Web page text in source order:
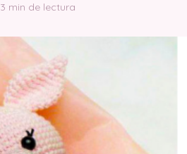
3 min de lectura